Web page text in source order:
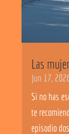
Las
Jun 17,
Si no has
te
episodio